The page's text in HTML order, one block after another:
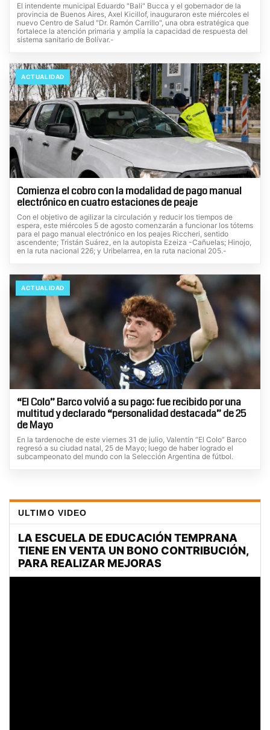
El intendente municipal Eduardo "Bali" Bucca y el gobernador de la
provincia de Buenos Aires, Axel Kicillof, inauguraron este miércoles el
nuevo Centro de Salud "Dr. Ramón Carrillo", una obra estratégica que
fortalece la atención primaria y amplía la capacidad de respuesta del
sistema sanitario de Bolívar.-
ACTUALIDAD
Comienza el cobro con la modalidad de pago manual
electrónico en cuatro estaciones de peaje
Con el objetivo de agilizar la circulación y reducir los tiempos de
espera, este miércoles 5 de agosto comenzarán a funcionar los tótems
para el pago manual electrónico en los peajes Riccheri, sentido
ascendente; Tristán Suárez, en la autopista Ezeiza -Cañuelas; Hinojo,
en la ruta nacional 226; y Uribelarrea, en la ruta nacional 205.-
ACTUALIDAD
“El Colo” Barco volvió a su pago: fue recibido por una
multitud y declarado “personalidad destacada” de 25
de Mayo
En la tardenoche de este viernes 31 de julio, Valentín “El Colo” Barco
regresó a su ciudad natal, 25 de Mayo; luego de haber logrado el
subcampeonato del mundo con la Selección Argentina de fútbol.
ULTIMO VIDEO